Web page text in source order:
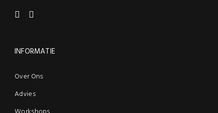
INFORMATIE
Over Ons
Advies